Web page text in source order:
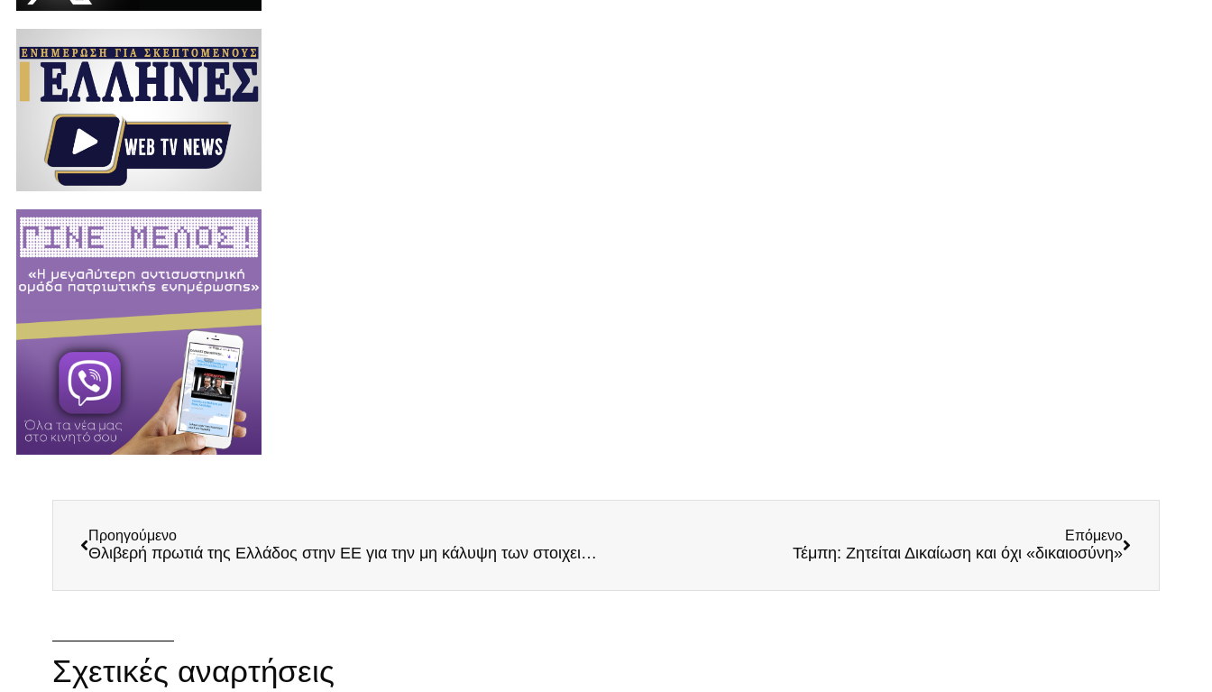
Προηγούμενο
Θλιβερή πρωτιά της Ελλάδος στην ΕΕ για την μη κάλυψη των στοιχειωδών αναγκών υγείας των πολιτών
Επόμενο
Τέμπη: Ζητείται Δικαίωση και όχι «δικαιοσύνη»
Σχετικές αναρτήσεις